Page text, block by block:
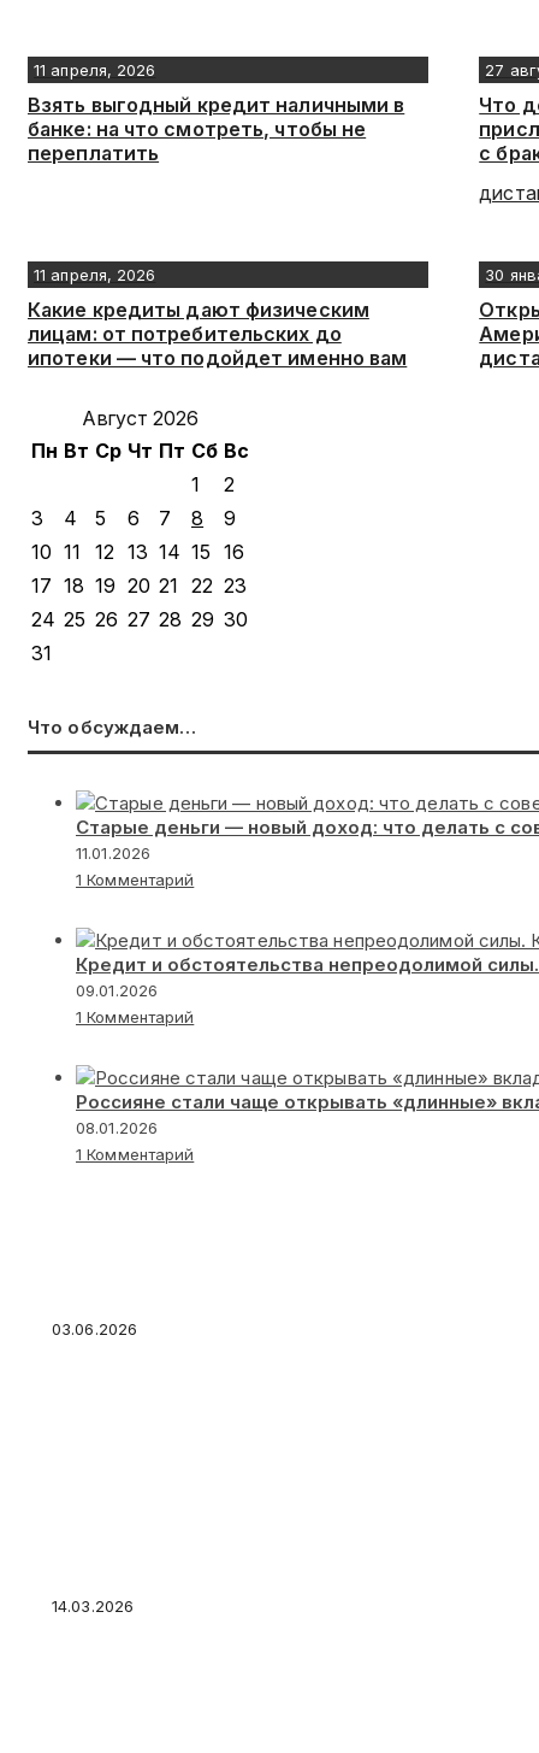
11 апреля, 2026
Взять выгодный кредит наличными в
банке: на что смотреть, чтобы не
переплатить
27
Что
с
11 апреля, 2026
Какие кредиты дают физическим
лицам: от потребительских до
ипотеки — что подойдет именно вам
30
Август 2026
Пн Вт Ср Чт Пт Сб Вс
1
2
3
4 5 6 7 8
9
10 11 12 13 14 15 16
17 18 19 20 21 22 23
24 25 26 27 28 29 30
31
Что обсуждаем…
Старые деньги — новый доход: что делать с
11.01.2026
1 Комментарий
Кредит и обстоятельства непреодолимой
09.01.2026
1 Комментарий
Россияне стали чаще открывать «длинные»
08.01.2026
1 Комментарий
03.06.2026
14.03.2026